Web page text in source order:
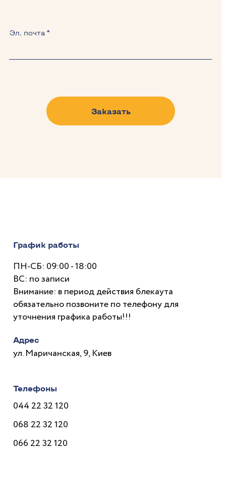
Эл. почта
Заказать
График работы
ПН-СБ: 09:00 - 18:00
ВС: по записи
Внимание: в период действия блекаута
обязательно позвоните по телефону для
уточнения графика работы!!!
Адрес
ул. Маричанская, 9, Киев
Телефоны
044 22 32 120
068 22 32 120
066 22 32 120